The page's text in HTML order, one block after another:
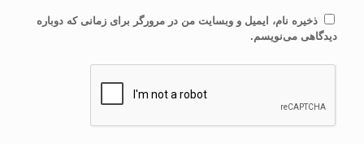
ذخیره نام، ایمیل و وبسایت من در مرورگر برای زمانی که دوباره
دیدگاهی می‌نویسم.